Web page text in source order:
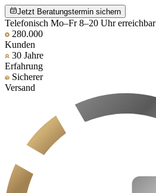
Jetzt Beratungstermin sichern
Telefonisch Mo–Fr 8–20 Uhr erreichbar
280.000
Kunden
30 Jahre
Erfahrung
Sicherer
Versand